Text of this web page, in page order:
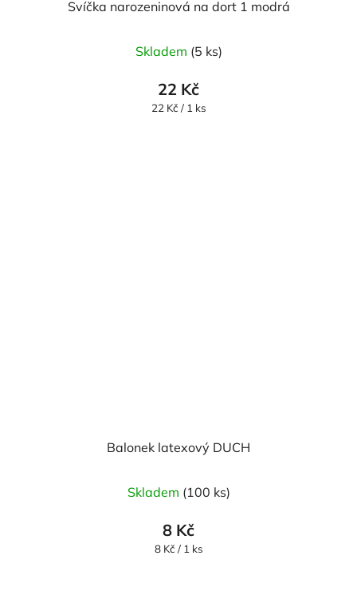
Svíčka narozeninová na dort 1 modrá
Skladem (5 ks)
22 Kč
Měrná
22 Kč / 1 ks
Balonek latexový DUCH
Skladem (100 ks)
8 Kč
Měrná
8 Kč / 1 ks